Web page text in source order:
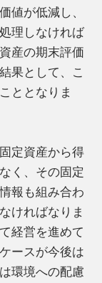
値が低減し、
理しなければ
産の期末評価
果として、こ
ととなりま
定資産から得
く、その固定
報も組み合わ
ければなりま
経営を進めて
ースが今後は
環境への配慮